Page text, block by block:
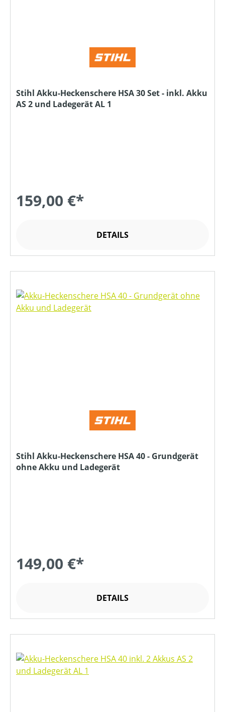
Stihl Akku-Heckenschere HSA 30 Set - inkl. Akku
AS 2 und Ladegerät AL 1
159,00 €*
DETAILS
Stihl Akku-Heckenschere HSA 40 - Grundgerät
ohne Akku und Ladegerät
149,00 €*
DETAILS